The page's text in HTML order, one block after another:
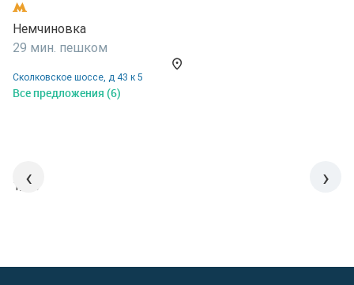
Немчиновка
29 мин. пешком
Сколковское шоссе, д 43 к 5
Все предложения (6)
‹ ›
1/15